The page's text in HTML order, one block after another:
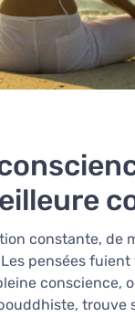
constante, de
pensées
conscience,
trouve